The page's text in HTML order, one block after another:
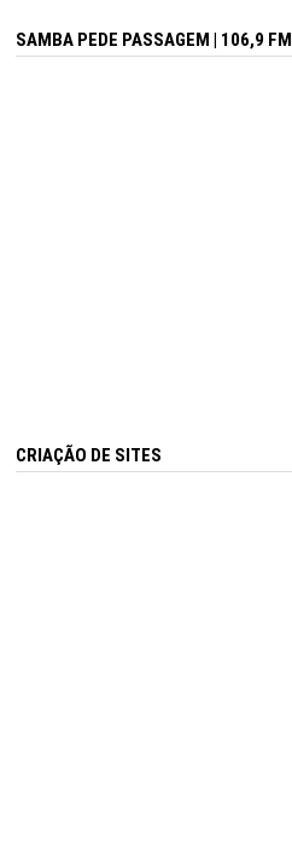
SAMBA PEDE PASSAGEM | 106,9 FM
CRIAÇÃO DE SITES